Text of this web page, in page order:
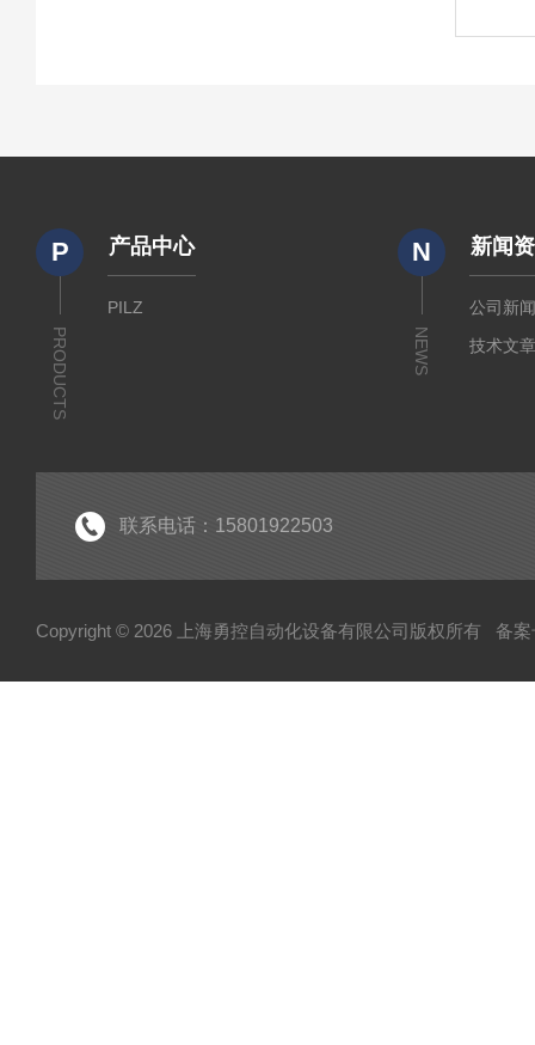
P
PRODUCTS
产品中心
PILZ
N
NEWS
新闻
公司新
技术文
联系电话：15801922503
Copyright © 2026 上海勇控自动化设备有限公司版权所有 备案